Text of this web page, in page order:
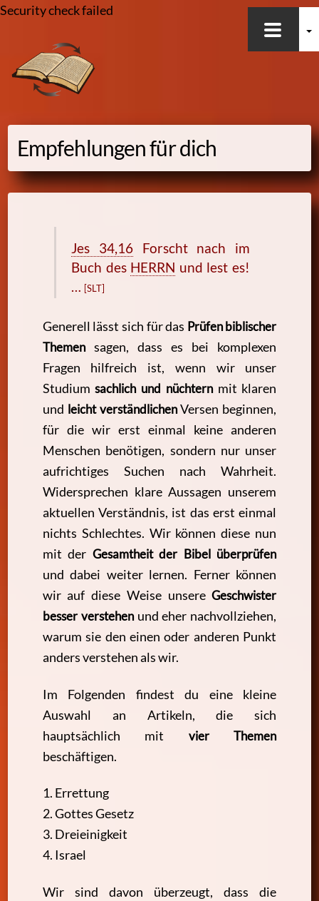
Security check failed
content
Empfehlungen für dich
Jes 34,16
Forscht nach im
Buch des HERRN und lest es!
[SLT]
Generell lässt sich für das Prüfen biblischer
Themensagen, dass es bei komplexen
Fragen hilfreich ist, wenn wir unser
Studiumsachlich und nüchternmit klaren
und leicht verständlichenVersen beginnen,
für die wir erst einmal keine anderen
Menschen benötigen, sondern nur unser
aufrichtiges Suchen nach Wahrheit.
Widersprechen klare Aussagen unserem
aktuellen Verständnis, ist das erst einmal
nichts Schlechtes. Wir können diese nun
mit der Gesamtheit der Bibel überprüfen
und dabei weiter lernen. Ferner können
wir auf diese Weise unsereGeschwister
besser verstehenund eher nachvollziehen,
warum sie den einen oder anderen Punkt
anders verstehen als wir.
Im Folgenden findest du eine kleine
Auswahl an Artikeln, die sich
hauptsächlich mit vier Themen
beschäftigen.
1. Errettung
2. Gottes Gesetz
3. Dreieinigkeit
4. Israel
Wir sind davon überzeugt, dass die